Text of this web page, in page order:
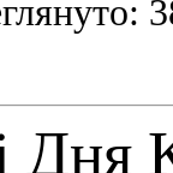
Дня